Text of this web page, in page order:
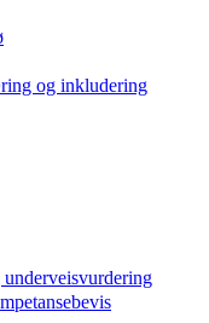
og inkludering